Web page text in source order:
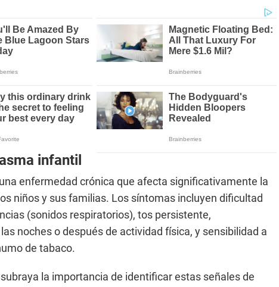
infantil
enfermedad crónica que afecta significativamente la
niños y sus familias. Los síntomas incluyen dificultad
(sonidos respiratorios), tos persistente,
noches o después de actividad física, y sensibilidad a
de tabaco.
la importancia de identificar estas señales de